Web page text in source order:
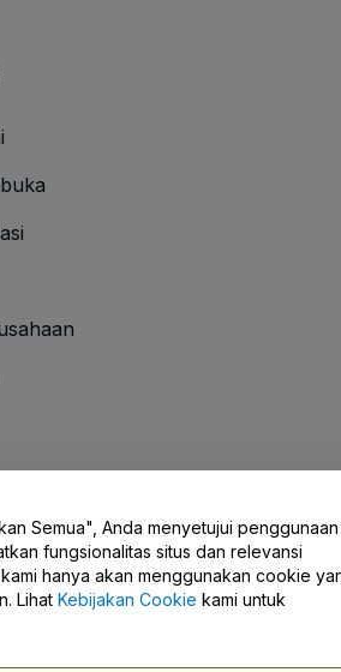
/ Hubungi Kami
Semua", Anda menyetujui penggunaan
fungsionalitas situs dan relevansi
hanya akan menggunakan cookie
Lihat Kebijakan Cookie kami untuk